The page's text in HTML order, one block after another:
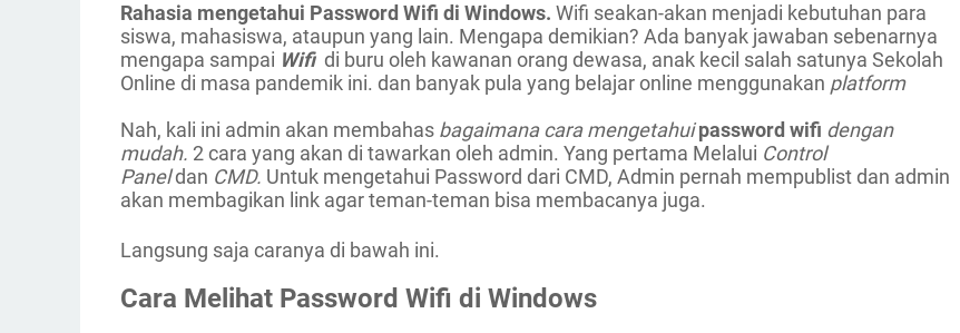
Rahasia mengetahui Password Wifi di Windows. Wifi seakan-akan menjadi kebutuhan para
siswa, mahasiswa, ataupun yang lain. Mengapa demikian? Ada banyak jawaban sebenarnya
mengapa sampai Wifi di buru oleh kawanan orang dewasa, anak kecil salah satunya Sekolah
Online di masa pandemik ini. dan banyak pula yang belajar online menggunakan platform
Nah, kali ini admin akan membahas bagaimana cara mengetahui password wifi dengan
mudah. 2 cara yang akan di tawarkan oleh admin. Yang pertama Melalui Control
Panel dan CMD. Untuk mengetahui Password dari CMD, Admin pernah mempublist dan admin
akan membagikan link agar teman-teman bisa membacanya juga.
Langsung saja caranya di bawah ini.
Cara Melihat Password Wifi di Windows